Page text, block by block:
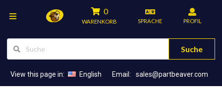
0
WARENKORB SPRACHE PROFIL
Suche
View this page in: English Email: sales@partbeaver.com